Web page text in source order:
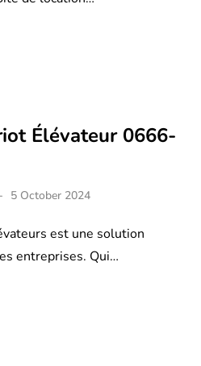
Élévateur 0666-
5 October 2024
est une solution
entreprises. Qui…